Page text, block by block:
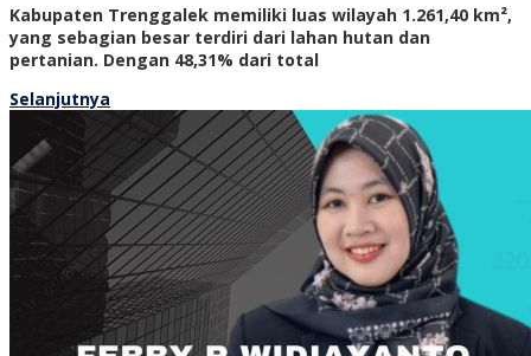
Kabupaten Trenggalek memiliki luas wilayah 1.261,40 km²,
yang sebagian besar terdiri dari lahan hutan dan
pertanian. Dengan 48,31% dari total
Selanjutnya